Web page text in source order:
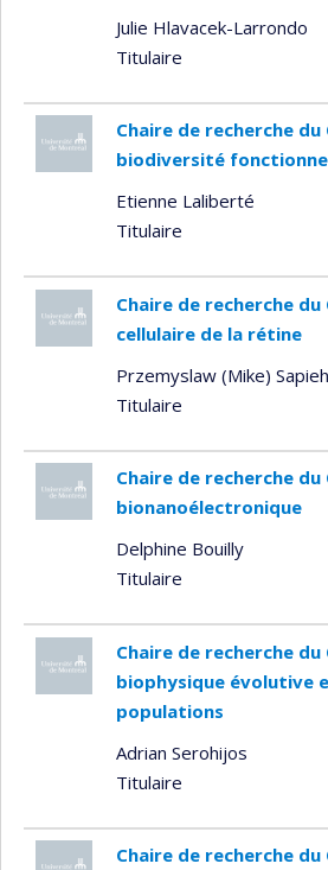
Julie Hlavacek-Larrondo
Titulaire
Chaire de recherche du
biodiversité
Etienne Laliberté
Titulaire
Chaire de recherche
cellulaire de la rétine
Przemyslaw (Mike)
Titulaire
Chaire de recherche du
bionanoélectronique
Delphine Bouilly
Titulaire
Chaire de recherche du
biophysique évolutive
populations
Adrian Serohijos
Titulaire
Chaire de recherche du